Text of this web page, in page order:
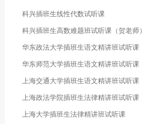
科兴插班生线性代数试听课
科兴插班生高数难题班试听课（贺老师）
华东政法大学插班生语文精讲班试听课
华东师范大学插班生语文精讲班试听课
上海交通大学插班生语文精讲班试听课
上海政法学院插班生法律精讲班试听课
上海大学插班生法律精讲班试听课